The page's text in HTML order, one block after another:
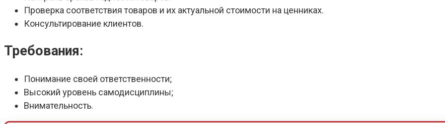
Проверка соответствия товаров и их актуальной стоимости на ценниках.
Консультирование клиентов.
Требования:
Понимание своей ответственности;
Высокий уровень самодисциплины;
Внимательность.